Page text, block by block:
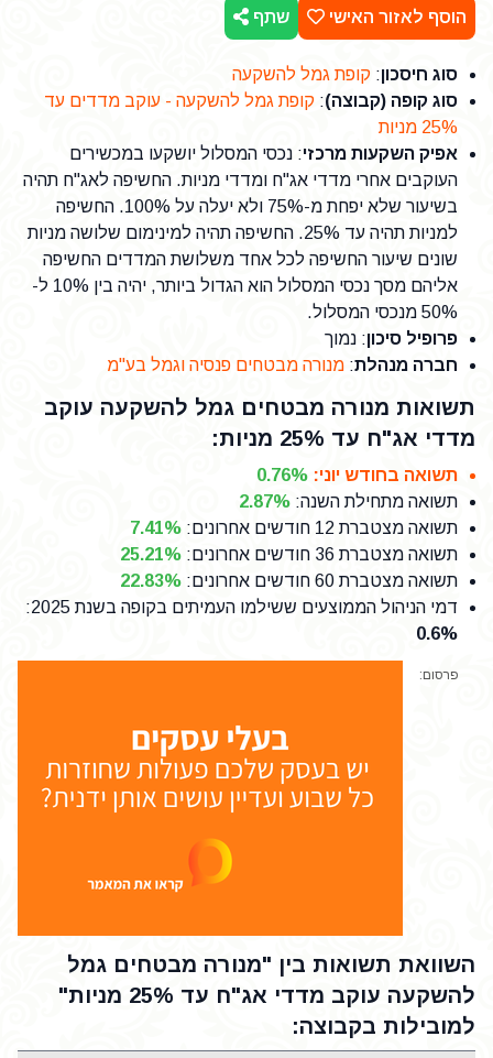
הוסף לאזור האישי שתף
סוג חיסכון: קופת גמל להשקעה
סוג קופה (קבוצה): קופת גמל להשקעה - עוקב מדדים עד
25% מניות
אפיק השקעות מרכזי: נכסי המסלול יושקעו במכשירים
העוקבים אחרי מדדי אג"ח ומדדי מניות. החשיפה לאג"ח תהיה
בשיעור שלא יפחת מ-75% ולא יעלה על 100%. החשיפה
למניות תהיה עד 25%. החשיפה תהיה למינימום שלושה מניות
שונים שיעור החשיפה לכל אחד משלושת המדדים החשיפה
אליהם מסך נכסי המסלול הוא הגדול ביותר, יהיה בין 10% ל-
50% מנכסי המסלול.
פרופיל סיכון: נמוך
חברה מנהלת: מנורה מבטחים פנסיה וגמל בע"מ
תשואות מנורה מבטחים גמל להשקעה עוקב
מדדי אג"ח עד 25% מניות:
תשואה בחודש יוני:
0.76%
תשואה מתחילת השנה:
2.87%
תשואה מצטברת 12 חודשים אחרונים
:
7.41%
תשואה מצטברת 36 חודשים אחרונים
:
25.21%
תשואה מצטברת 60 חודשים אחרונים
:
22.83%
דמי הניהול הממוצעים ששילמו העמיתים בקופה בשנת 2025
:
0.6%
פרסום:
השוואת תשואות בין "מנורה מבטחים גמל
להשקעה עוקב מדדי אג"ח עד 25% מניות"
למובילות בקבוצה: